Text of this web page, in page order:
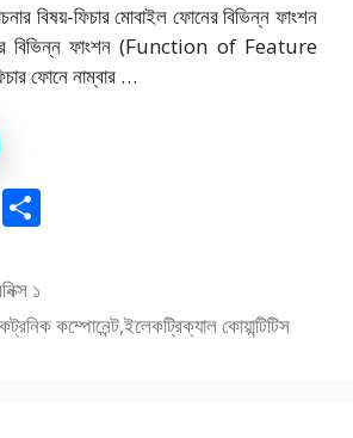
বিষয়-ফিচার মোবাইল ফোনের বিভিন্ন ফাংশন
বিভিন্ন ফাংশন (Function of Feature
ফোনে নাম্বার …
E
e
১
কম্পোনেন্ট,ইলেকট্রিক্যাল কোয়ান্টিটিস